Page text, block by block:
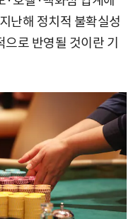
난해 정치적 불확실성
로 반영될 것이란 기